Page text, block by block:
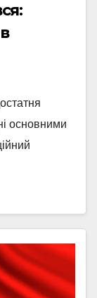
основними